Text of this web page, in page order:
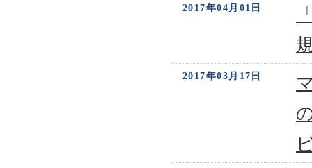
2017年04月01日
2017年03月17日